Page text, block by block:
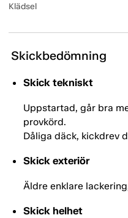
Klädsel
Skickbedömning
Skick tekniskt
Uppstartad, går bra
provkörd.
Dåliga däck, kickdrev
Skick exteriör
Äldre enklare
Skick helhet